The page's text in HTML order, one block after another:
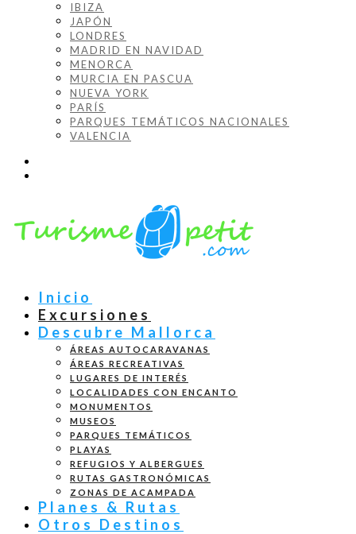
IBIZA
JAPÓN
LONDRES
MADRID EN NAVIDAD
MENORCA
MURCIA EN PASCUA
NUEVA YORK
PARÍS
PARQUES TEMÁTICOS NACIONALES
VALENCIA
Inicio
Excursiones
Descubre Mallorca
ÁREAS AUTOCARAVANAS
ÁREAS RECREATIVAS
LUGARES DE INTERÉS
LOCALIDADES CON ENCANTO
MONUMENTOS
MUSEOS
PARQUES TEMÁTICOS
PLAYAS
REFUGIOS Y ALBERGUES
RUTAS GASTRONÓMICAS
ZONAS DE ACAMPADA
Planes & Rutas
Otros Destinos